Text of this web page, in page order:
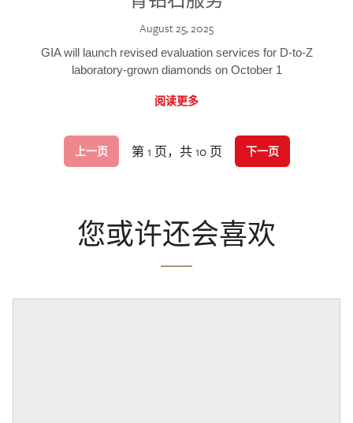
August 25, 2025
GIA will launch revised evaluation services for D-to-Z
laboratory-grown diamonds on October 1
阅读更多
上一页 第 1 页，共 10 页 下一页
您或许还会喜欢